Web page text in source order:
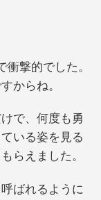
撃的でした。
からね。
で、何度も勇
いる姿を見る
らえました。
ばれるように